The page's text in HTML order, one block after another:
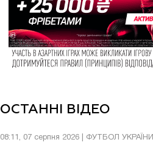
ОСТАННІ ВІДЕО
08:11, 07 серпня 2026 | ФУТБОЛ УКРАЇНИ